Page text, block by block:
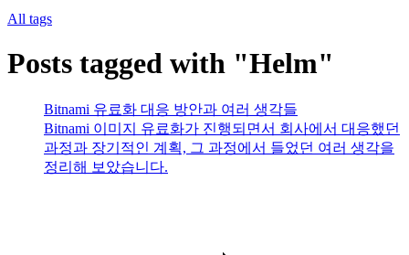
All tags
Posts tagged with "Helm"
Bitnami 유료화 대응 방안과 여러 생각들
Bitnami 이미지 유료화가 진행되면서 회사에서 대응했던
과정과 장기적인 계획, 그 과정에서 들었던 여러 생각을
정리해 보았습니다.